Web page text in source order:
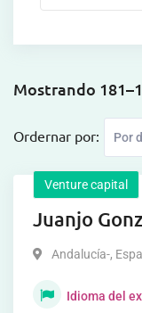
Mostrando
Ordernar por:
Venture capital
Juanjo
Andalucía-,
Idioma del